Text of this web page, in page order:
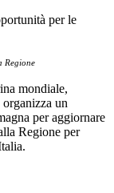
per le
Regione
mondiale,
un
per aggiornare
Regione per